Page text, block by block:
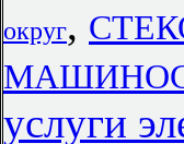
округ,
услуги